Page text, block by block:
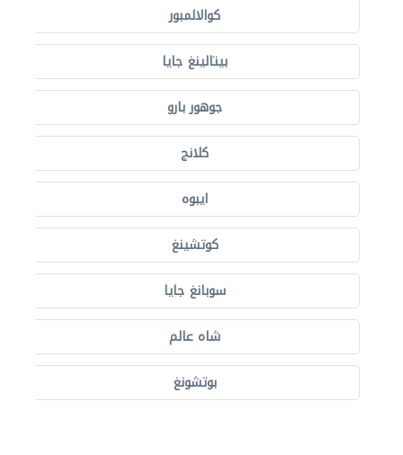
كوالالمبور
بيتالينغ جايا
جوهور بارو
كلانج
ايبوه
كوتشينغ
سوبانغ جايا
شاه عالم
بوتشونغ